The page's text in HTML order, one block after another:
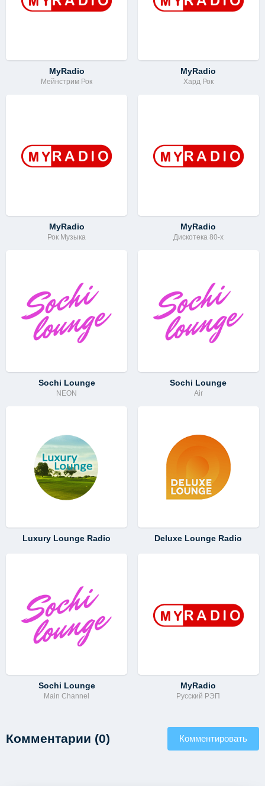
MyRadio
Мейнстрим Рок
MyRadio
Хард Рок
MyRadio
Рок Музыка
MyRadio
Дискотека 80-х
Sochi Lounge
NEON
Sochi Lounge
Air
Luxury Lounge Radio Deluxe Lounge Radio
Sochi Lounge
Main Channel
MyRadio
Русский РЭП
Комментарии (0) Комментировать